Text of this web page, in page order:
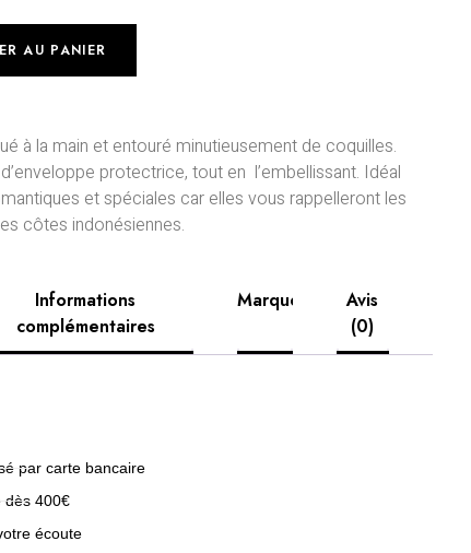
AU PANIER
à la main et entouré minutieusement de coquilles.
protectrice, tout en l’embellissant. Idéal
et spéciales car elles vous rappelleront les
côtes indonésiennes.
Informations
complémentaires
Marque
Avis
(0)
par carte bancaire
dès 400€
écoute